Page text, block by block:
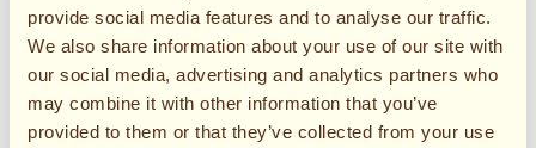
provide social media features and to analyse our traffic.
We also share information about your use of our site with
our social media, advertising and analytics partners who
may combine it with other information that you’ve
provided to them or that they’ve collected from your use